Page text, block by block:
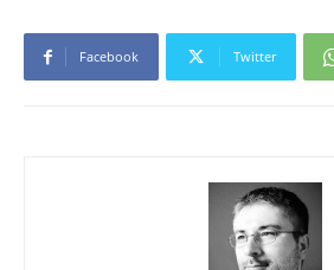
Facebook Twitter